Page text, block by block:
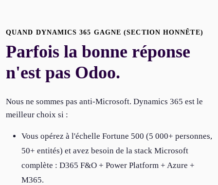
QUAND DYNAMICS 365 GAGNE (SECTION HONNÊTE)
Parfois la bonne réponse
n'est pas Odoo.
Nous ne sommes pas anti-Microsoft. Dynamics 365 est le
meilleur choix si :
Vous opérez à l'échelle Fortune 500 (5 000+ personnes,
50+ entités) et avez besoin de la stack Microsoft
complète : D365 F&O + Power Platform + Azure +
M365.